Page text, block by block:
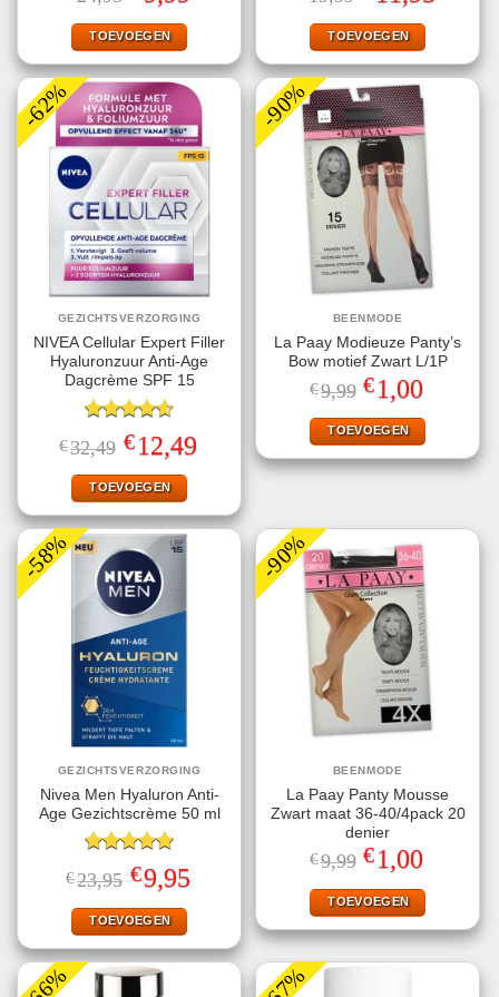
was:
€24,95.
TOEVOEGEN
was:
€19,99.
TOEVOEGEN
-62%
GEZICHTSVERZORGING
NIVEA Cellular Expert Filler
Hyaluronzuur Anti-Age
Dagcrème SPF 15
Gewaardeerd
4.60uit 5
€32,49 Oorspronkelijke
prijs
was:
€32,49.
€12,49Huidige
prijs
TOEVOEGEN
-90%
BEENMODE
La Paay Modieuze Panty’s
Bow motief Zwart L/1P
€9,99 Oorspronkelijke
prijs
was:
€9,99.
€1,00
is:
€1,00.
TOEVOEGEN
-58%
GEZICHTSVERZORGING
Nivea Men Hyaluron Anti-
Age Gezichtscrème 50 ml
Gewaardeerd
5.00uit 5
€23,95 Oorspronkelijke
prijs
was:
€23,95.
€9,95prijs
TOEVOEGEN
-90%
BEENMODE
La Paay Panty Mousse
Zwart maat 36-40/4pack 20
denier
€9,99 Oorspronkelijke
prijs
was:
€9,99.
€1,00
is:
€1,00.
TOEVOEGEN